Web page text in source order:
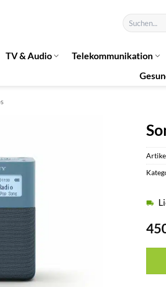
Suchen
nach:
TV & Audio Telekommunikation